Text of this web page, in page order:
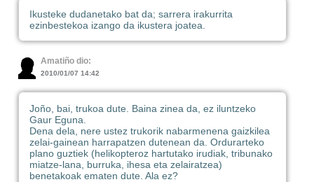
Ikusteke dudanetako bat da; sarrera irakurrita
ezinbestekoa izango da ikustera joatea.
Amatiño dio:
2010/01/07 14:42
Joño, bai, trukoa dute. Baina zinea da, ez iluntzeko
Gaur Eguna.
Dena dela, nere ustez trukorik nabarmenena gaizkilea
zelai-gainean harrapatzen dutenean da. Ordurarteko
plano guztiek (helikopteroz hartutako irudiak, tribunako
miatze-lana, burruka, ihesa eta zelairatzea)
benetakoak ematen dute. Ala ez?